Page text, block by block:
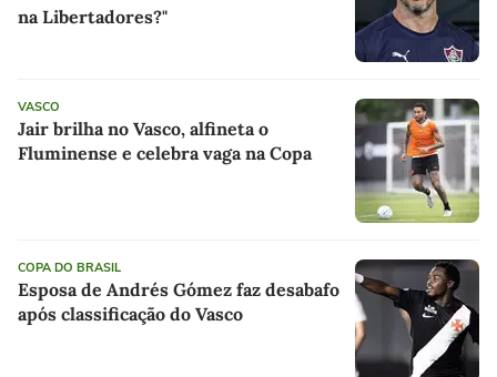
na Libertadores?"
VASCO
Jair brilha no Vasco, alfineta o
Fluminense e celebra vaga na Copa
COPA DO BRASIL
Esposa de Andrés Gómez faz desabafo
após classificação do Vasco